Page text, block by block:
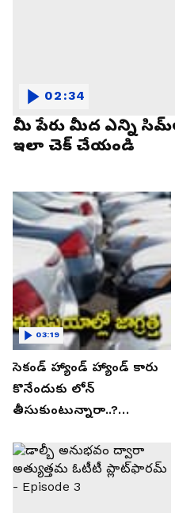
మీ పేరు మీద ఎన్ని
ఇలా చెక్ చేయండి
02:34
సెకండ్ హ్యాండ్ హ్యాండ్ కారు
కొనేందుకు లోన్
తీసుకుంటున్నారా..?
తెలుసుకోండి..!
03:19